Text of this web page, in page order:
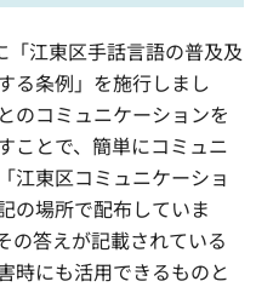
江東区手話言語の普及及
る条例」を施行しまし
のコミュニケーションを
ことで、簡単にコミュニ
江東区コミュニケーショ
の場所で配布していま
の答えが記載されている
時にも活用できるものと